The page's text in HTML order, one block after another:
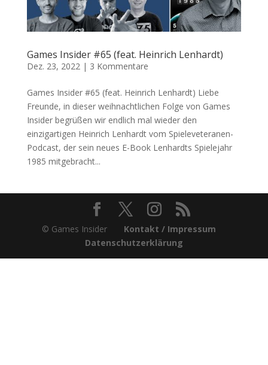
Games Insider #65 (feat. Heinrich Lenhardt)
Dez. 23, 2022 | 3 Kommentare
Games Insider #65 (feat. Heinrich Lenhardt) Liebe
Freunde, in dieser weihnachtlichen Folge von Games
Insider begrüßen wir endlich mal wieder den
einzigartigen Heinrich Lenhardt vom Spieleveteranen-
Podcast, der sein neues E-Book Lenhardts Spielejahr
1985 mitgebracht...
© Games Insider Kontakt / Impressum
Datenschutzerklärung